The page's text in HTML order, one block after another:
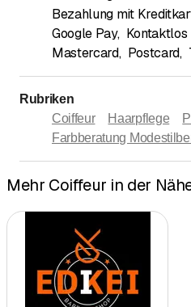
Bezahlung mit
Google Pay,
Mastercard, Postcard,
Rubriken
Coiffeur
Haarpflege
Farbberatung
Mehr Coiffeur in der